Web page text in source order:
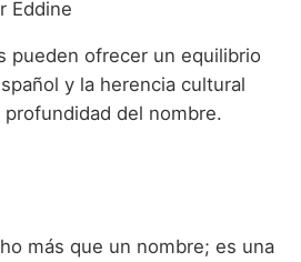
Eddine
pueden ofrecer un equilibrio
y la herencia cultural
del nombre.
más que un nombre; es una